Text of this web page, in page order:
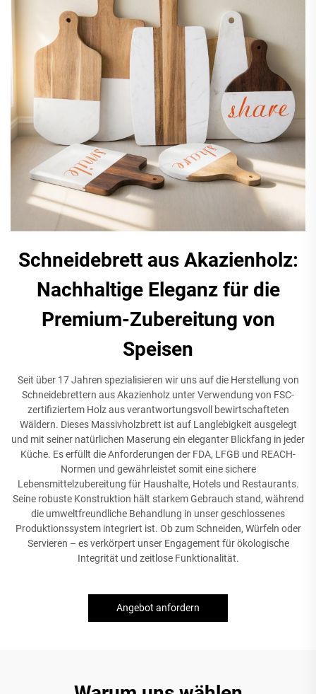
Schneidebrett aus Akazienholz:
Nachhaltige Eleganz für die
Premium-Zubereitung von
Speisen
Seit über 17 Jahren spezialisieren wir uns auf die Herstellung von
Schneidebrettern aus Akazienholz unter Verwendung von FSC-
zertifiziertem Holz aus verantwortungsvoll bewirtschafteten
Wäldern. Dieses Massivholzbrett ist auf Langlebigkeit ausgelegt
und mit seiner natürlichen Maserung ein eleganter Blickfang in jeder
Küche. Es erfüllt die Anforderungen der FDA, LFGB und REACH-
Normen und gewährleistet somit eine sichere
Lebensmittelzubereitung für Haushalte, Hotels und Restaurants.
Seine robuste Konstruktion hält starkem Gebrauch stand, während
die umweltfreundliche Behandlung in unser geschlossenes
Produktionssystem integriert ist. Ob zum Schneiden, Würfeln oder
Servieren – es verkörpert unser Engagement für ökologische
Integrität und zeitlose Funktionalität.
Angebot anfordern